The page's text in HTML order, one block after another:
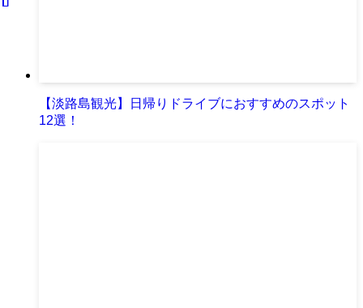
【淡路島観光】日帰りドライブにおすすめのスポット
12選！